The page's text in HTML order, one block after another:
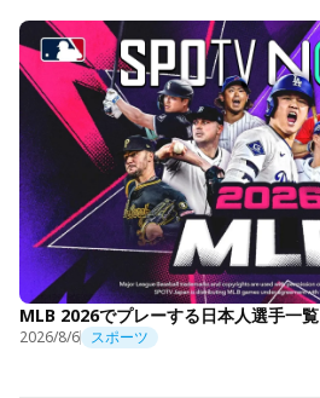
MLB 2026でプレーする日本人選手一覧
2026/8/6 スポーツ